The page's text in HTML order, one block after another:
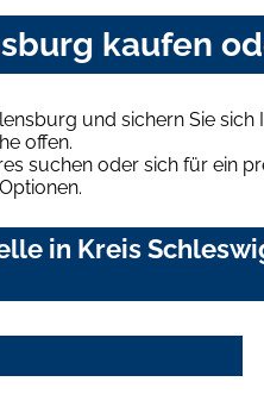
kaufen
und sichern Sie sich
offen.
suchen oder sich für ein
in Kreis